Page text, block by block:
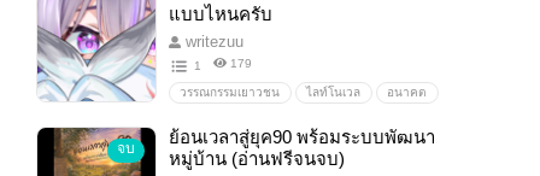
วันสิ้นโลก เชื้อไวรัส
แบบไหนครับ
writezuu
1 179
วรรณกรรมเยาวชน ไลท์โนเวล อนาคต
การทดลองในมนุษย์ มะปรางวีทูป ไรซุวีทูป
จบ
ย้อนเวลาสู่ยุค90 พร้อมระบบพัฒนา
หมู่บ้าน (อ่านฟรีจนจบ)